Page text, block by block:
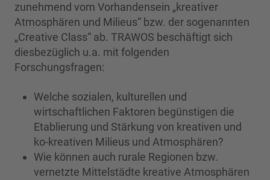
zunehmend vom Vorhandensein „kreativer
Atmosphären und Milieus“ bzw. der sogenannten
„Creative Class“ ab. TRAWOS beschäftigt sich
diesbezüglich u.a. mit folgenden
Forschungsfragen:
Welche sozialen, kulturellen und
wirtschaftlichen Faktoren begünstigen die
Etablierung und Stärkung von kreativen und
ko-kreativen Milieus und Atmosphären?
Wie können auch rurale Regionen bzw.
vernetzte Mittelstädte kreative Atmosphären